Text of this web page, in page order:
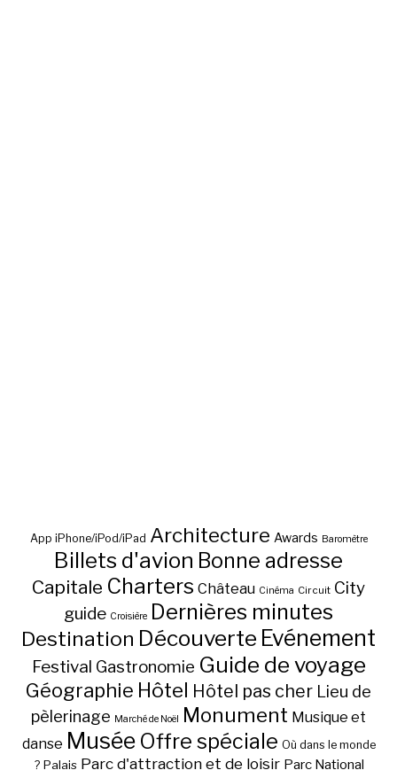
App iPhone/iPod/iPad Architecture Awards Baromètre
Billets d'avion Bonne adresse
Capitale Charters Château Cinéma Circuit City
guide Croisière Dernières minutes
Destination Découverte Evénement
Festival Gastronomie Guide de voyage
Géographie Hôtel Hôtel pas cher Lieu de
pèlerinage Marché de Noël Monument Musique et
danse Musée Offre spéciale Où dans le monde
? Palais Parc d'attraction et de loisir Parc National